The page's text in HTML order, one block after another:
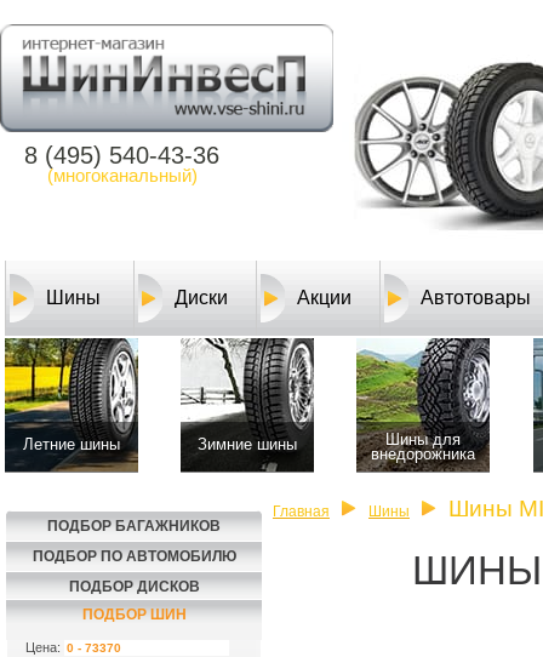
8 (495) 540-43-36
(многоканальный)
Шины Диски Акции Автотовары
Летние шины Зимние шины
Шины для
внедорожника
ПОДБОР БАГАЖНИКОВ
ПОДБОР ПО АВТОМОБИЛЮ
ПОДБОР ДИСКОВ
ПОДБОР ШИН
Цена:
Главная Шины Шины
ШИНЫ